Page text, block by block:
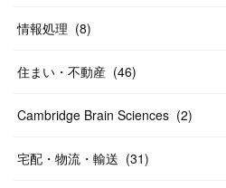
情報処理 (8)
住まい・不動産 (46)
Cambridge Brain Sciences (2)
宅配・物流・輸送 (31)